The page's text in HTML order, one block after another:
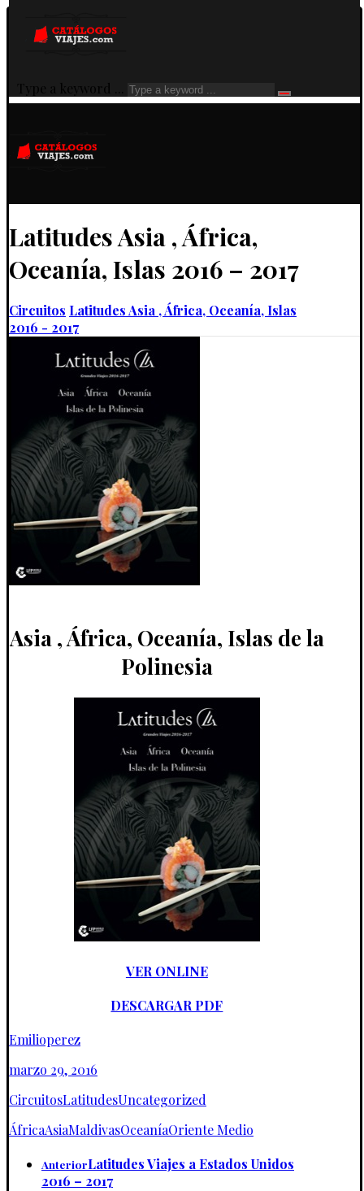
Type a keyword ...
Latitudes Asia , África,
Oceanía, Islas 2016 – 2017
Circuitos Latitudes Asia , África, Oceanía, Islas
2016 - 2017
Asia , África, Oceanía, Islas de la
Polinesia
VER ONLINE
DESCARGAR PDF
Emilioperez
marzo 29, 2016
CircuitosLatitudesUncategorized
ÁfricaAsiaMaldivasOceaníaOriente Medio
AnteriorLatitudes Viajes a Estados Unidos
2016 – 2017